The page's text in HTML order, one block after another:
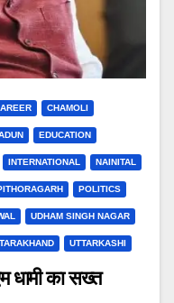
CHAMOLI
EDUCATION
INTERNATIONAL NAINITAL
POLITICS
UDHAM SINGH NAGAR
UTTARKASHI
धामी का सख्त